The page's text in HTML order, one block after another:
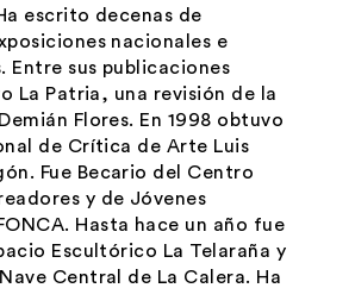
escrito decenas de
nacionales e
Entre sus publicaciones
La Patria, una revisión de la
Flores. En 1998 obtuvo
de Crítica de Arte Luis
Fue Becario del Centro
y de Jóvenes
Hasta hace un año fue
Escultórico La Telaraña y
Central de La Calera. Ha